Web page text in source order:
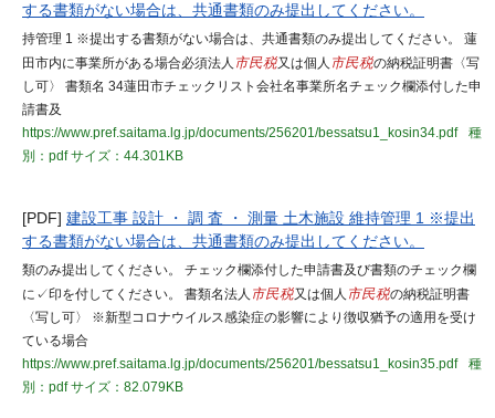
する書類がない場合は、共通書類のみ提出してください。
持管理 1 ※提出する書類がない場合は、共通書類のみ提出してください。 蓮
田市内に事業所がある場合必須法人 市民税又は個人 市民税の納税証明書〈写
し可〉 書類名 34蓮田市チェックリスト会社名事業所名チェック欄添付した申
請書及
https://www.pref.saitama.lg.jp/documents/256201/bessatsu1_kosin34.pdf
種
別：pdfサイズ：44.301KB
[PDF] 建設工事 設計 ・ 調 査 ・ 測量 土木施設 維持管理 1 ※提出
する書類がない場合は、共通書類のみ提出してください。
類のみ提出してください。 チェック欄添付した申請書及び書類のチェック欄
に✓印を付してください。 書類名法人 市民税又は個人 市民税の納税証明書
〈写し可〉 ※新型コロナウイルス感染症の影響により徴収猶予の適用を受け
ている場合
https://www.pref.saitama.lg.jp/documents/256201/bessatsu1_kosin35.pdf
種
別：pdfサイズ：82.079KB